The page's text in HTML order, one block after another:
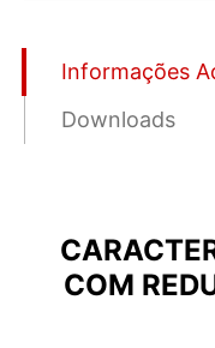
Informações
Downloads
COM